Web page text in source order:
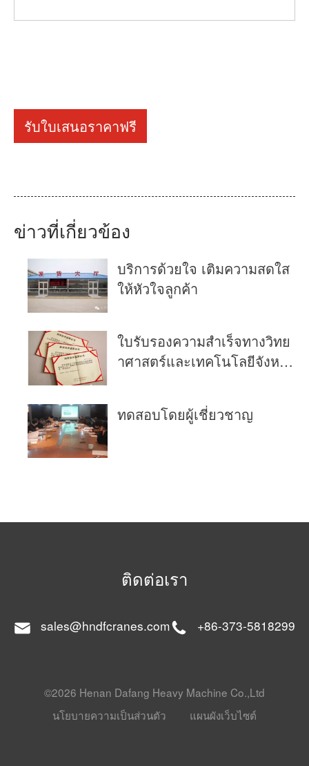
รับใบเสนอราคาฟรี
ข่าวที่เกี่ยวข้อง
บริการด้วยใจ เติมความสดใส
ให้หัวใจลูกค้า
ใบรับรองความสำเร็จทางวิทย
าศาสตร์และเทคโนโลยีจังหวั
ทดสอบโดยผู้เชี่ยวชาญ
ติดต่อเรา
sales@hndfcranes.com +86-373-5818299
©2026 Henan Dafang Heavy Machine Co.,Ltd
นโยบายความเป็นส่วนตัว
แผนผังเว็บไซต์